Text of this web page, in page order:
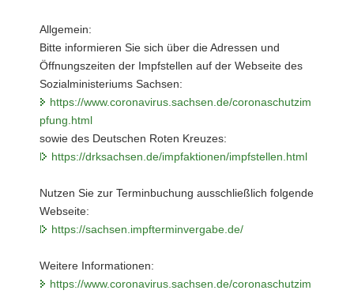
Allgemein:
Bitte informieren Sie sich über die Adressen und
Öffnungszeiten der Impfstellen auf der Webseite des
Sozialministeriums Sachsen:
https://www.coronavirus.sachsen.de/coronaschutzim
pfung.html
sowie des Deutschen Roten Kreuzes:
https://drksachsen.de/impfaktionen/impfstellen.html
Nutzen Sie zur Terminbuchung ausschließlich folgende
Webseite:
https://sachsen.impfterminvergabe.de/
Weitere Informationen:
https://www.coronavirus.sachsen.de/coronaschutzim